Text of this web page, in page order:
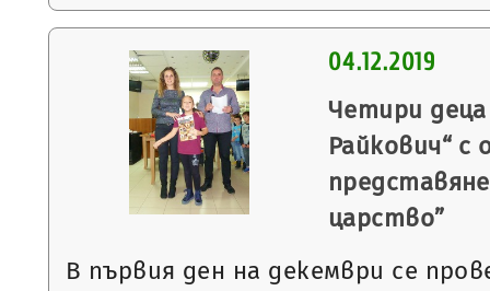
04.12.2019
Четири
Райкович“ с
царство”
В първия ден на декември се